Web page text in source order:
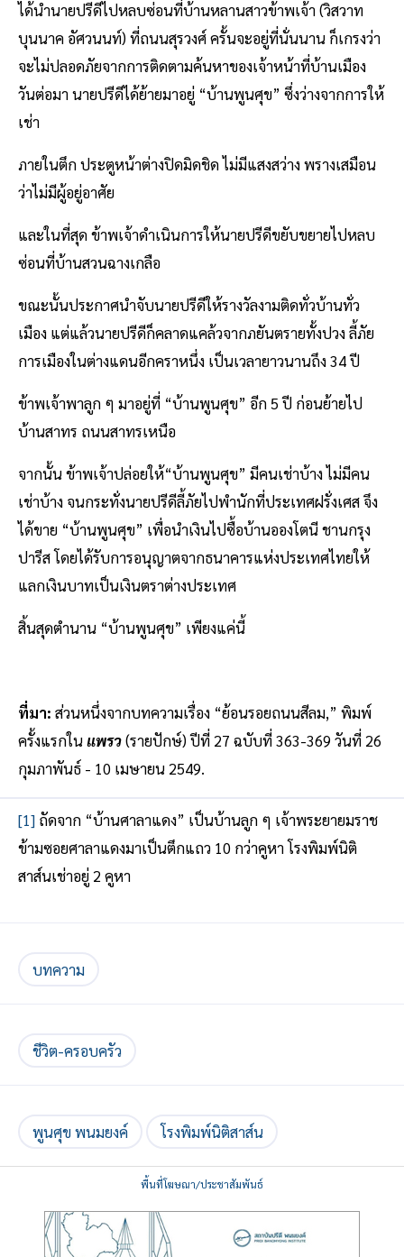
ได้นำนายปรีดีไปหลบซ่อนที่บ้านหลานสาวข้าพเจ้า (วิสวาท
บุนนาค อัศวนนท์) ที่ถนนสุรวงศ์ ครั้นจะอยู่ที่นั่นนาน ก็เกรงว่า
จะไม่ปลอดภัยจากการติดตามค้นหาของเจ้าหน้าที่บ้านเมือง
วันต่อมา นายปรีดีได้ย้ายมาอยู่ “บ้านพูนศุข” ซึ่งว่างจากการให้
เช่า
ภายในตึก ประตูหน้าต่างปิดมิดชิด ไม่มีแสงสว่าง พรางเสมือน
ว่าไม่มีผู้อยู่อาศัย
และในที่สุด ข้าพเจ้าดำเนินการให้นายปรีดีขยับขยายไปหลบ
ซ่อนที่บ้านสวนฉางเกลือ
ขณะนั้นประกาศนำจับนายปรีดีให้รางวัลงามติดทั่วบ้านทั่ว
เมือง แต่แล้วนายปรีดีก็คลาดแคล้วจากภยันตรายทั้งปวง ลี้ภัย
การเมืองในต่างแดนอีกคราหนึ่ง เป็นเวลายาวนานถึง 34 ปี
ข้าพเจ้าพาลูก ๆ มาอยู่ที่ “บ้านพูนศุข” อีก 5 ปี ก่อนย้ายไป
บ้านสาทร ถนนสาทรเหนือ
จากนั้น ข้าพเจ้าปล่อยให้“บ้านพูนศุข” มีคนเช่าบ้าง ไม่มีคน
เช่าบ้าง จนกระทั่งนายปรีดีลี้ภัยไปพำนักที่ประเทศฝรั่งเศส จึง
ได้ขาย “บ้านพูนศุข” เพื่อนำเงินไปซื้อบ้านอองโตนี ชานกรุง
ปารีส โดยได้รับการอนุญาตจากธนาคารแห่งประเทศไทยให้
แลกเงินบาทเป็นเงินตราต่างประเทศ
สิ้นสุดตำนาน “บ้านพูนศุข” เพียงแค่นี้
ที่มา: ส่วนหนึ่งจากบทความเรื่อง “ย้อนรอยถนนสีลม,” พิมพ์
ครั้งแรกในแพรว(รายปักษ์) ปีที่ 27 ฉบับที่ 363-369 วันที่ 26
กุมภาพันธ์ - 10 เมษายน 2549.
[1] ถัดจาก “บ้านศาลาแดง” เป็นบ้านลูก ๆ เจ้าพระยายมราช
ข้ามซอยศาลาแดงมาเป็นตึกแถว 10 กว่าคูหา โรงพิมพ์นิติ
สาส์นเช่าอยู่ 2 คูหา
บทความ
ชีวิต-ครอบครัว
พูนศุข พนมยงค์ โรงพิมพ์นิติสาส์น
พื้นที่โฆษณา/ประชาสัมพันธ์